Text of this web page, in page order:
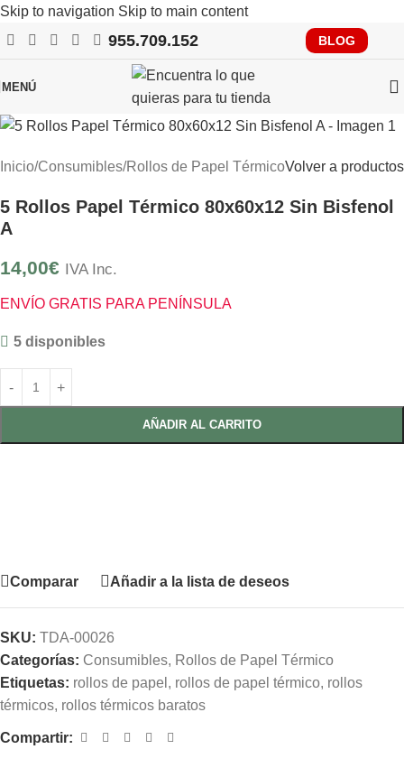
Skip to navigation Skip to main content
RECUERDA QUE PRONTO TENDRÁS QUE CUMPLIR CON
VERIFACTU, CONSÚLTANOS
955.709.152 BLOG
MENÚ
Envío Gratis
Inicio/Consumibles/Rollos de Papel TérmicoVolver a productos
5 Rollos Papel Térmico 80x60x12 Sin Bisfenol
A
14,00€ IVA Inc.
ENVÍO GRATIS PARA PENÍNSULA
5 disponibles
AÑADIR AL CARRITO
Comparar Añadir a la lista de deseos
SKU: TDA-00026
Categorías: Consumibles, Rollos de Papel Térmico
Etiquetas: rollos de papel , rollos de papel térmico, rollos
térmicos, rollos térmicos baratos
Compartir: